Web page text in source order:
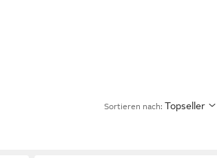
Sortieren nach: Topseller